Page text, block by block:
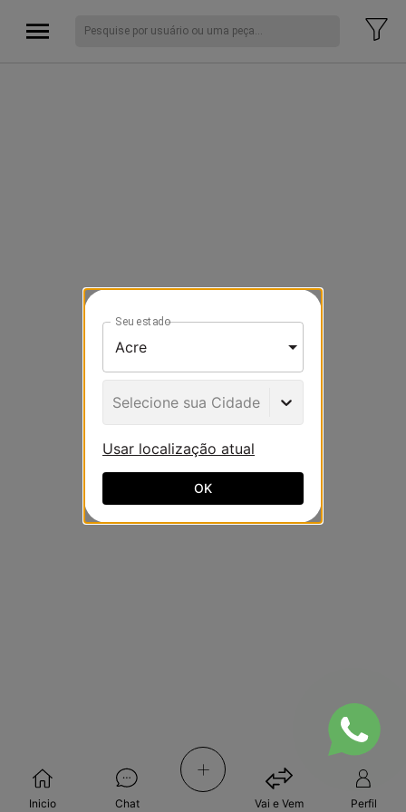
Inicio Chat
+
Vai e Vem Perfil
Seu estado
Selecione sua Cidade
Usar localização atual
OK